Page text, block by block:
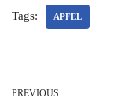
Tags: APFEL
PREVIOUS